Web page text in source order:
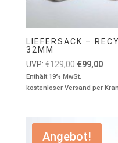
LIEFERSACK –
32MM
UVP: €129,00
Preis
war:
€99,00
ist:
Enthält 19% MwSt.
kostenloser Versand per
Angebot!